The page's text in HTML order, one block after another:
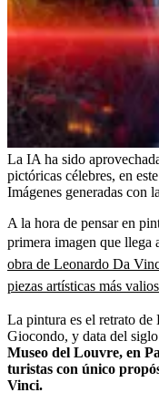
La IA ha sido
pictóricas célebres, en
Imágenes generadas con
A la hora de pensar en
primera imagen que llega
obra de Leonardo Da
piezas artísticas más
La pintura es el retrato de
Giocondo, y data del
Museo del Louvre, en
turistas con único
Vinci.